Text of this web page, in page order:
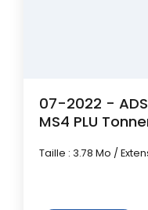
07-2022 -
MS4 PLU
Taille : 3.78 Mo /